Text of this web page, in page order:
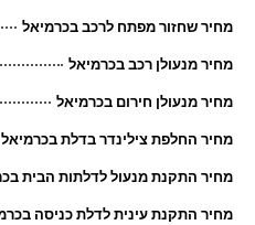
שחזור מפתח לרכב בכרמיאל
מנעולן רכב בכרמיאל
מנעולן חירום בכרמיאל
החלפת צילינדר בדלת בכרמיאל
התקנת מנעול לדלתות הבית בכרמיאל
התקנת עינית לדלת כניסה בכרמיאל